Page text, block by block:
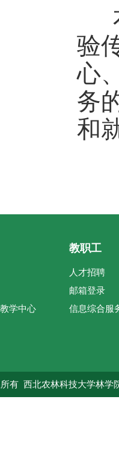
验
心
务
和
学中心
教职工
人才招聘
邮箱登录
信息综合服
所有 西北农林科技大学林